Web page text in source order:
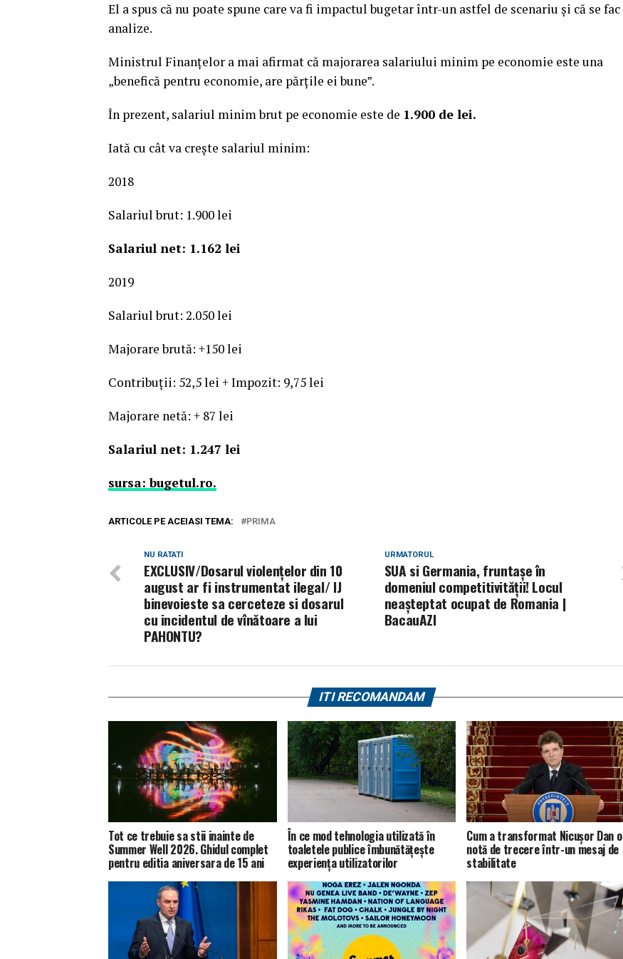
El a spus că nu poate spune care va fi impactul bugetar într-un astfel de scenariu şi că se fac
analize.
Ministrul Finanţelor a mai afirmat că majorarea salariului minim pe economie este una
„benefică pentru economie, are părţile ei bune”.
În prezent, salariul minim brut pe economie este de 1.900 de lei.
Iată cu cât va creşte salariul minim:
2018
Salariul brut: 1.900 lei
Salariul net: 1.162 lei
2019
Salariul ‎brut: 2.050 lei
‎Majorare brută: +150 lei
Contribuţii: 52,5 lei + Impozit: 9,75 lei
‎Majorare netă: + 87 lei
‎Salariul net: 1.247 lei
sursa: bugetul.ro.
ARTICOLE PE ACEIASI TEMA: PRIMA
URMATORUL
SUA si Germania, fruntașe în
domeniul competitivității! Locul
neașteptat ocupat de Romania |
BacauAZI
NU RATATI
EXCLUSIV/Dosarul violenţelor din 10
august ar fi instrumentat ilegal/ IJ
binevoieste sa cerceteze si dosarul
cu incidentul de vînătoare a lui
PAHONTU?
ITI RECOMANDAM
Tot ce trebuie sa stii inainte de
Summer Well 2026. Ghidul complet
pentru editia aniversara de 15 ani
În ce mod tehnologia utilizată în
toaletele publice îmbunătățește
experiența utilizatorilor
Cum a transformat Nicușor Dan o
notă de trecere într-un mesaj de
stabilitate